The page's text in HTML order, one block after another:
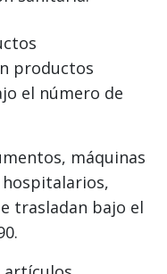
productos
el número de
máquinas
trasladan bajo el